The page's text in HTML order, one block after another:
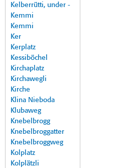
Kelberrütti, under -
Kemmi
Kemmi
Ker
Kerplatz
Kessiböchel
Kirchaplatz
Kirchawegli
Kirche
Klina Nieboda
Klubaweg
Knebelbrogg
Knebelbroggatter
Knebelbroggweg
Kolplatz
Kolplätzli